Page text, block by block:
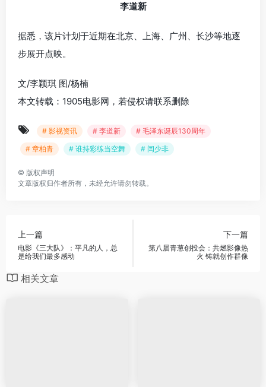
李道新
据悉，该片计划于近期在北京、上海、广州、长沙等地逐
步展开点映。
文/李颖琪 图/杨楠
本文转载：1905电影网，若侵权请联系删除
# 影视资讯 # 李道新
# 毛泽东诞辰130周年
# 章柏青
# 谁持彩练当空舞 # 闫少非
© 版权声明
文章版权归作者所有，未经允许请勿转载。
上一篇
电影《三大队》：平凡的人，总
是给我们最多感动
下一篇
第八届青葱创投会：共燃影像热
火 铸就创作群像
相关文章